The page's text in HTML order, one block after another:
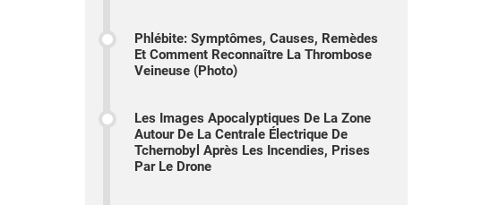
Phlébite: Symptômes, Causes, Remèdes
Et Comment Reconnaître La Thrombose
Veineuse (photo)
Les Images Apocalyptiques De La Zone
Autour De La Centrale Électrique De
Tchernobyl Après Les Incendies, Prises
Par Le Drone